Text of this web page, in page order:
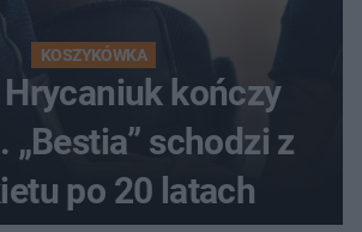
KOSZYKÓWKA
kończy
„Bestia” schodzi z
po 20 latach